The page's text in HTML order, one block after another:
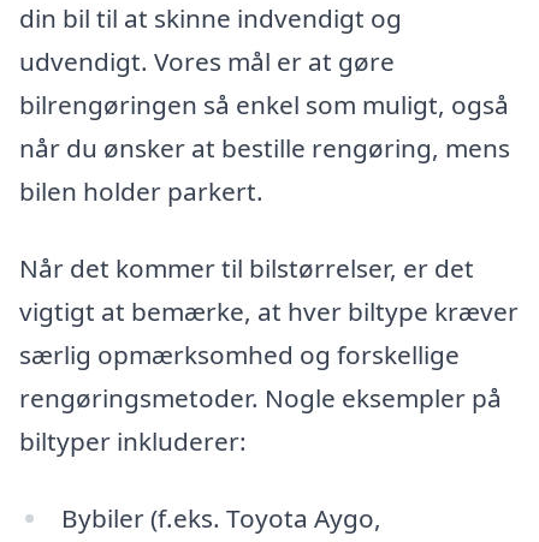
din bil til at skinne indvendigt og
udvendigt. Vores mål er at gøre
bilrengøringen så enkel som muligt, også
når du ønsker at bestille rengøring, mens
bilen holder parkert.
Når det kommer til bilstørrelser, er det
vigtigt at bemærke, at hver biltype kræver
særlig opmærksomhed og forskellige
rengøringsmetoder. Nogle eksempler på
biltyper inkluderer:
Bybiler (f.eks. Toyota Aygo,